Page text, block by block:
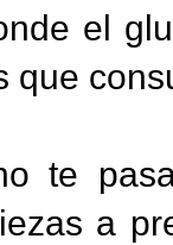
el
que
te
a